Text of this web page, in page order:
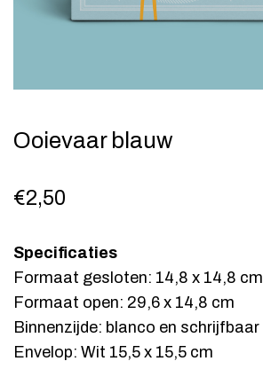
Ooievaar blauw
€2,50
Specificaties
Formaat gesloten: 14,8 x 14,8 cm
Formaat open: 29,6 x 14,8 cm
Binnenzijde: blanco en schrijfbaar
Envelop: Wit 15,5 x 15,5 cm